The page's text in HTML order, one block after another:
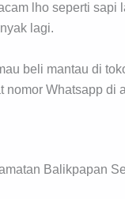
lho seperti sapi
lagi.
beli mantau di
nomor Whatsapp di
Balikpapan